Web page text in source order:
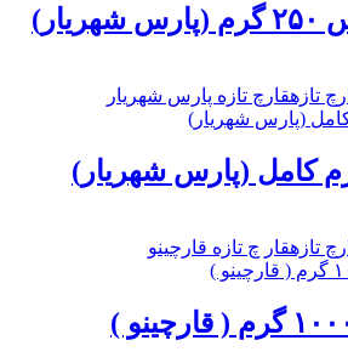
تازهقارچ تازه پارس شهریار
تازهقار چ تازه قارچینو